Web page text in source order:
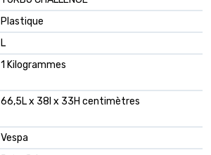
Plastique
L
1 Kilogrammes
66,5L x 38l x 33H centimètres
Vespa